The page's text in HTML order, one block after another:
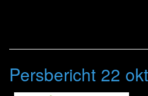
Persbericht 22